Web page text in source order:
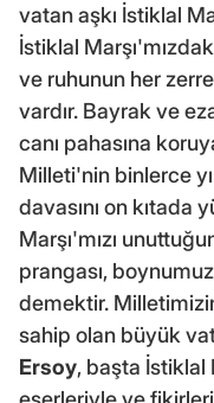
vatan aşkı İstiklal
İstiklal
ve ruhunun her
vardır. Bayrak ve
canı pahasına
Milleti'nin binlerce
davasını on kıtada
Marşı'mızı
prangası,
demektir.
sahip olan büyük
Ersoy, başta İstiklal